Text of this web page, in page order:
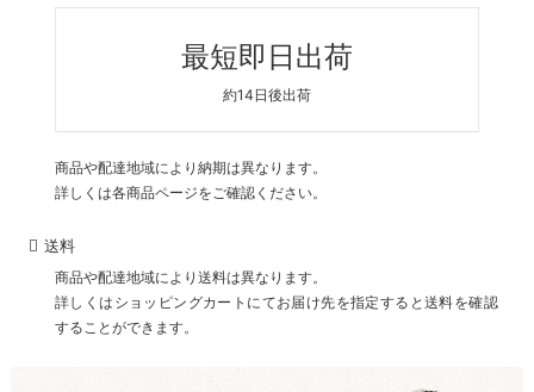
最短即日出荷
約14日後出荷
商品や配達地域により納期は異なります。
詳しくは各商品ページをご確認ください。
送料
商品や配達地域により送料は異なります。
詳しくはショッピングカートにてお届け先を指定すると送料を確認
することができます。